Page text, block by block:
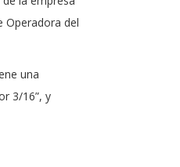
Operadora del
una
3/16”, y